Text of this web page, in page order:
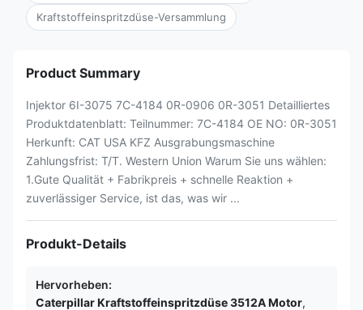
Kraftstoffeinspritzdüse-Versammlung
Product Summary
Injektor 6I-3075 7C-4184 0R-0906 0R-3051 Detailliertes
Produktdatenblatt: Teilnummer: 7C-4184 OE NO: 0R-3051
Herkunft: CAT USA KFZ Ausgrabungsmaschine
Zahlungsfrist: T/T. Western Union Warum Sie uns wählen:
1.Gute Qualität + Fabrikpreis + schnelle Reaktion +
zuverlässiger Service, ist das, was wir ...
Produkt-Details
Hervorheben:
Caterpillar Kraftstoffeinspritzdüse 3512A Motor,